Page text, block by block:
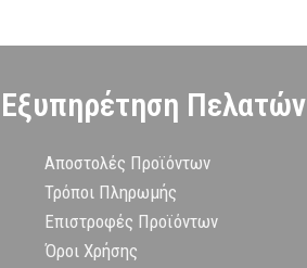
Εξυπηρέτηση Πελατών
Αποστολές Προϊόντων
Τρόποι Πληρωμής
Επιστροφές Προϊόντων
Όροι Χρήσης